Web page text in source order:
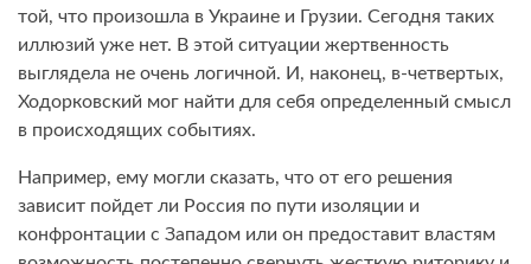
той, что произошла в Украине и Грузии. Сегодня таких
иллюзий уже нет. В этой ситуации жертвенность
выглядела не очень логичной. И, наконец, в-четвертых,
Ходорковский мог найти для себя определенный смысл
в происходящих событиях.
Например, ему могли сказать, что от его решения
зависит пойдет ли Россия по пути изоляции и
конфронтации с Западом или он предоставит властям